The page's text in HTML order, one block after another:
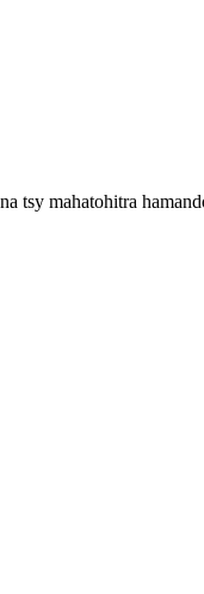
mahatohitra